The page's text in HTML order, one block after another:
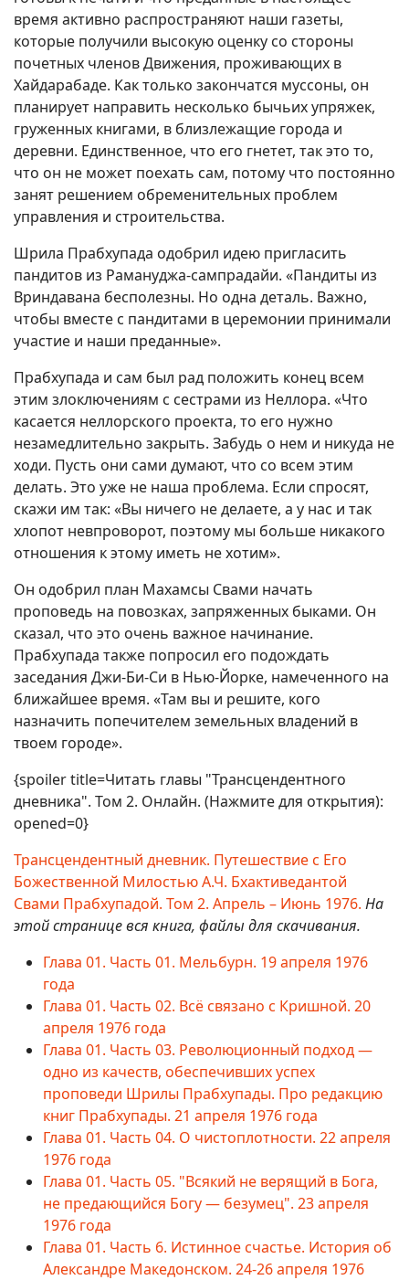
время активно распространяют наши газеты,
которые получили высокую оценку со стороны
почетных членов Движения, проживающих в
Хайдарабаде. Как только закончатся муссоны, он
планирует направить несколько бычьих упряжек,
груженных книгами, в близлежащие города и
деревни. Единственное, что его гнетет, так это то,
что он не может поехать сам, потому что постоянно
занят решением обременительных проблем
управления и строительства.
Шрила Прабхупада одобрил идею пригласить
пандитов из Рамануджа-сампрадайи. «Пандиты из
Вриндавана бесполезны. Но одна деталь. Важно,
чтобы вместе с пандитами в церемонии принимали
участие и наши преданные».
Прабхупада и сам был рад положить конец всем
этим злоключениям с сестрами из Неллора. «Что
касается неллорского проекта, то его нужно
незамедлительно закрыть. Забудь о нем и никуда не
ходи. Пусть они сами думают, что со всем этим
делать. Это уже не наша проблема. Если спросят,
скажи им так: «Вы ничего не делаете, а у нас и так
хлопот невпроворот, поэтому мы больше никакого
отношения к этому иметь не хотим».
Он одобрил план Махамсы Свами начать
проповедь на повозках, запряженных быками. Он
сказал, что это очень важное начинание.
Прабхупада также попросил его подождать
заседания Джи-Би-Си в Нью-Йорке, намеченного на
ближайшее время. «Там вы и решите, кого
назначить попечителем земельных владений в
твоем городе».
{spoiler title=Читать главы "Трансцендентного
дневника". Том 2. Онлайн. (Нажмите для открытия):
opened=0}
Трансцендентный дневник. Путешествие с Его
Божественной Милостью А.Ч. Бхактиведантой
Свами Прабхупадой. Том 2. Апрель – Июнь 1976. На
этой странице вся книга, файлы для скачивания.
Глава 01. Часть 01. Мельбурн. 19 апреля 1976
года
Глава 01. Часть 02. Всё связано с Кришной. 20
апреля 1976 года
Глава 01. Часть 03. Революционный подход —
одно из качеств, обеспечивших успех
проповеди Шрилы Прабхупады. Про редакцию
книг Прабхупады. 21 апреля 1976 года
Глава 01. Часть 04. О чистоплотности. 22 апреля
1976 года
Глава 01. Часть 05. "Всякий не верящий в Бога,
не предающийся Богу — безумец". 23 апреля
1976 года
Глава 01. Часть 6. Истинное счастье. История об
Александре Македонском. 24-26 апреля 1976